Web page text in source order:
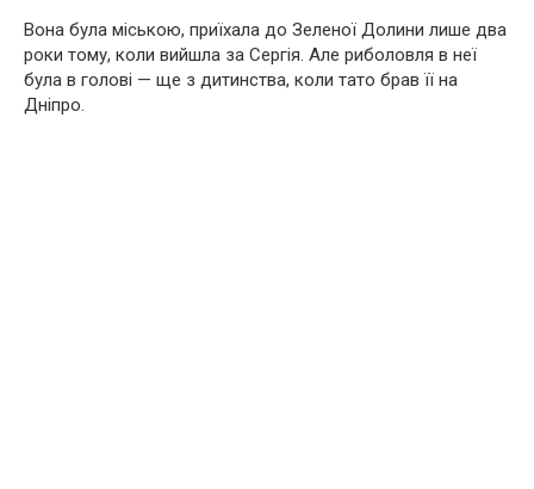
Вона була міською, приїхала до Зеленої Долини лише два
роки тому, коли вийшла за Сергія. Але риболовля в неї
була в голові — ще з дитинства, коли тато брав її на
Дніпро.